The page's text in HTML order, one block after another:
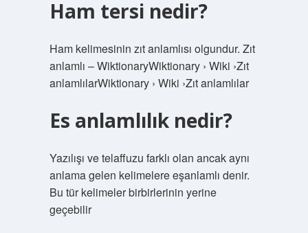
Ham tersi nedir?
Ham kelimesinin zıt anlamlısı olgundur. Zıt
anlamlı – WiktionaryWiktionary › Wiki ›Zıt
anlamlılarWiktionary › Wiki ›Zıt anlamlılar
Es anlamlılık nedir?
Yazılışı ve telaffuzu farklı olan ancak aynı
anlama gelen kelimelere eşanlamlı denir.
Bu tür kelimeler birbirlerinin yerine
geçebilir